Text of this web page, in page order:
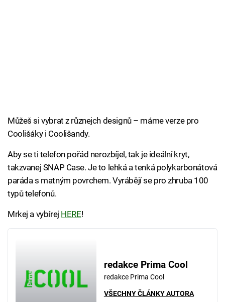
Můžeš si vybrat z různejch designů – máme verze pro
Coolišáky i Coolišandy.
Aby se ti telefon pořád nerozbíjel, tak je ideální kryt,
takzvanej SNAP Case. Je to lehká a tenká polykarbonátová
paráda s matným povrchem. Vyrábějí se pro zhruba 100
typů telefonů.
Mrkej a vybírej HERE!
redakce Prima Cool
redakce Prima Cool
VŠECHNY ČLÁNKY AUTORA